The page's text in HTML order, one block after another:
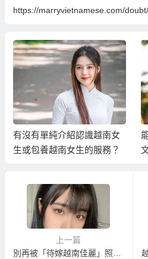
https://marryvietnamese.com/
有沒有單純介紹認識越南女
生或包養越南女生的服務？
上一篇
別再被「待嫁越南佳麗」照片欺騙！我們讓您實實在在娶到適合自己的越南新娘！